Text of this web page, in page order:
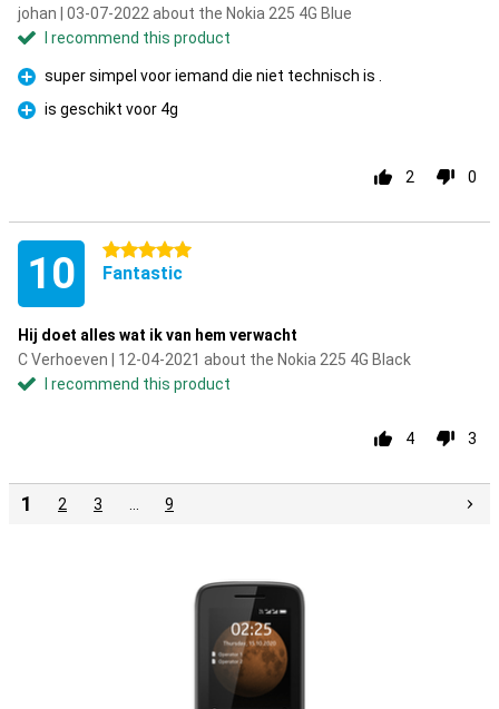
johan | 03-07-2022 about the Nokia 225 4G Blue
I recommend this product
Pro
super simpel voor iemand die niet technisch is .
Pro
is geschikt voor 4g
2 0
10 5 stars
Fantastic
Hij doet alles wat ik van hem verwacht
C Verhoeven | 12-04-2021 about the Nokia 225 4G Black
I recommend this product
4 3
1 2 3 9